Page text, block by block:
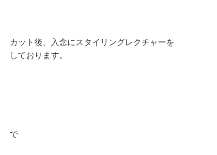
カット後、入念にスタイリングレクチャーを
しております。
で